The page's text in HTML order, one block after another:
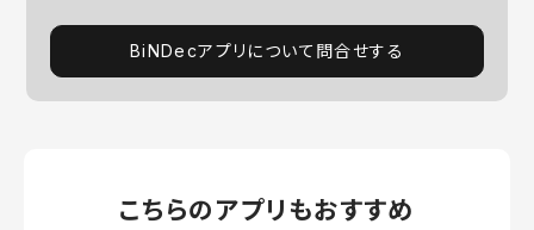
BiNDecアプリについて問合せする
こちらのアプリもおすすめ